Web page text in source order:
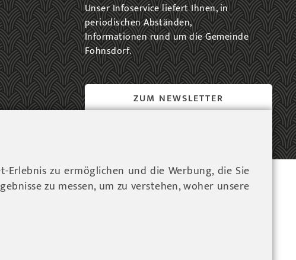
zu ermöglichen und die Werbung, die Sie
zu messen, um zu verstehen, woher unsere
Unser Infoservice liefert Ihnen, in
periodischen Abständen,
Informationen rund um die Gemeinde
Fohnsdorf.
ZUM NEWSLETTER
EINTRAG...
|Impressum